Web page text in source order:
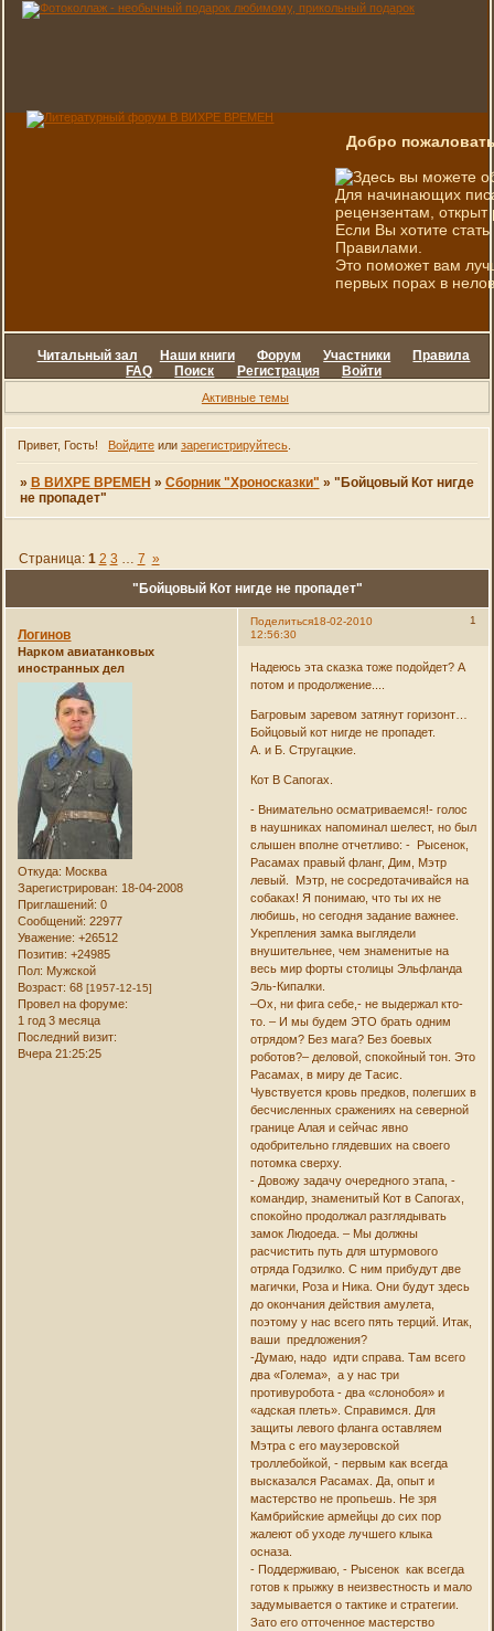
Добро
Здесь вы можете
Для начинающих
рецензентам, открыт
Если Вы хотите
Правилами.
Это поможет вам
первых порах в
Читальный зал Наши книги Форум Участники
Правила
FAQ
Поиск Регистрация Войти
Активные темы
Привет, Гость! Войдитеили зарегистрируйтесь.
» В ВИХРЕ ВРЕМЕН » Сборник "Хроносказки" » "Бойцовый Кот нигде
не пропадет"
"Бойцовый Кот нигде не пропадет"
Страница: 1 2 3 … 7 »
Поделиться 1
18-02-2010
12:56:30
Логинов
Нарком авиатанковых
иностранных дел
Откуда: Москва
Зарегистрирован: 18-04-2008
Приглашений: 0
Сообщений: 22977
Уважение: +26512
Позитив: +24985
Пол: Мужской
Возраст: 68[1957-12-15]
Провел на форуме:
1 год 3 месяца
Последний визит:
Вчера 21:25:25
Надеюсь эта сказка тоже подойдет? А
потом и продолжение....
Багровым заревом затянут горизонт…
Бойцовый кот нигде не пропадет.
А. и Б. Стругацкие.
Кот В Сапогах.
- Внимательно осматриваемся!- голос
в наушниках напоминал шелест, но был
слышен вполне отчетливо: - Рысенок,
Расамах правый фланг, Дим, Мэтр
левый. Мэтр, не сосредотачивайся на
собаках! Я понимаю, что ты их не
любишь, но сегодня задание важнее.
Укрепления замка выглядели
внушительнее, чем знаменитые на
весь мир форты столицы Эльфланда
Эль-Кипалки.
–Ох, ни фига себе,- не выдержал кто-
то. – И мы будем ЭТО брать одним
отрядом? Без мага? Без боевых
роботов?– деловой, спокойный тон. Это
Расамах, в миру де Тасис.
Чувствуется кровь предков, полегших в
бесчисленных сражениях на северной
границе Алая и сейчас явно
одобрительно глядевших на своего
потомка сверху.
- Довожу задачу очередного этапа, -
командир, знаменитый Кот в Сапогах,
спокойно продолжал разглядывать
замок Людоеда. – Мы должны
расчистить путь для штурмового
отряда Годзилко. С ним прибудут две
магички, Роза и Ника. Они будут здесь
до окончания действия амулета,
поэтому у нас всего пять терций. Итак,
ваши предложения?
-Думаю, надо идти справа. Там всего
два «Голема», а у нас три
противуробота - два «слонобоя» и
«адская плеть». Справимся. Для
защиты левого фланга оставляем
Мэтра с его маузеровской
троллебойкой, - первым как всегда
высказался Расамах. Да, опыт и
мастерство не пропьешь. Не зря
Камбрийские армейцы до сих пор
жалеют об уходе лучшего клыка
осназа.
- Поддерживаю, - Рысенок как всегда
готов к прыжку в неизвестность и мало
задумывается о тактике и стратегии.
Зато его отточенное мастерство